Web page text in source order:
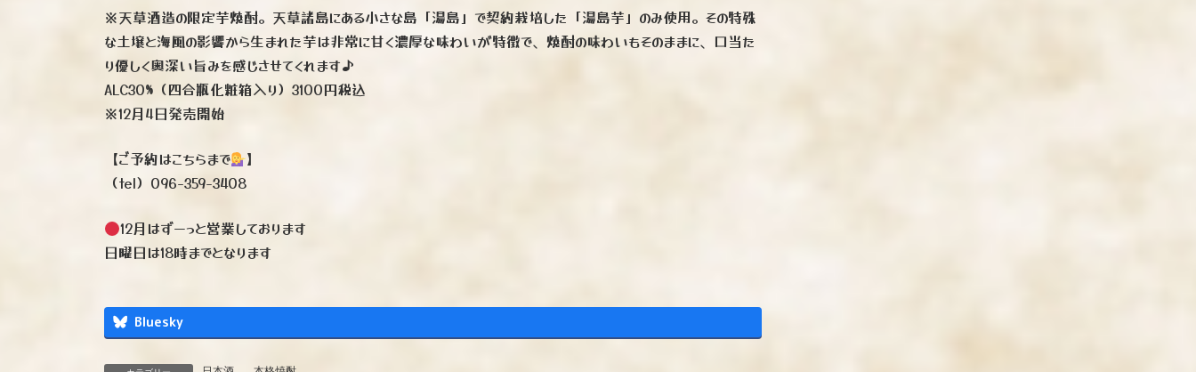
※天草酒造の限定芋焼酎。天草諸島にある小さな島「湯島」で契約栽培した「湯島芋」のみ使用。その特殊
な土壌と海風の影響から生まれた芋は非常に甘く濃厚な味わいが特徴で、焼酎の味わいもそのままに、口当た
り優しく奥深い旨みを感じさせてくれます♪
ALC30%（四合瓶化粧箱入り）3100円税込
※12月4日発売開始
【ご予約はこちらまで
】
（tel）096-359-3408
12月はずーっと営業しております
日曜日は18時までとなります
Bluesky